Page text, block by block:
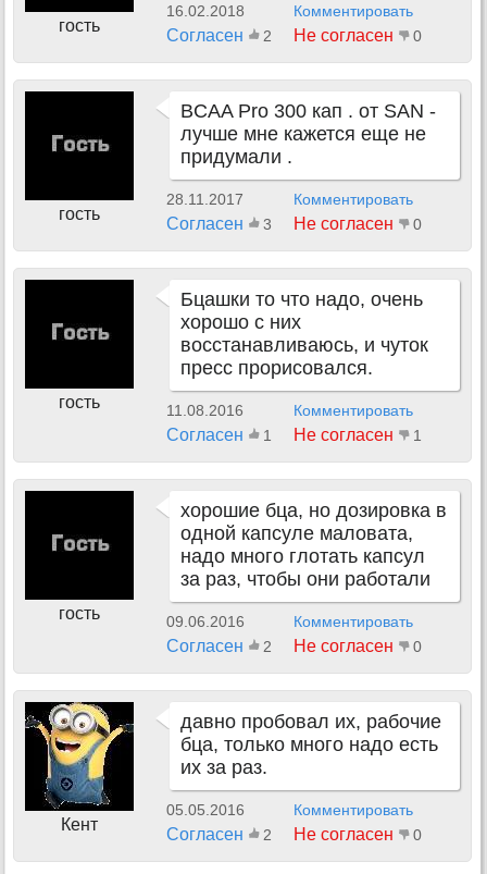
гость
16.02.2018 Комментировать
Согласен 2 Не согласен 0
гость
BCAA Pro 300 кап . от SAN -
лучше мне кажется еще не
придумали .
28.11.2017 Комментировать
Согласен 3 Не согласен 0
гость
Бцашки то что надо, очень
хорошо с них
восстанавливаюсь, и чуток
пресс прорисовался.
11.08.2016 Комментировать
Согласен 1 Не согласен 1
гость
хорошие бца, но дозировка в
одной капсуле маловата,
надо много глотать капсул
за раз, чтобы они работали
09.06.2016 Комментировать
Согласен 2 Не согласен 0
Кент
давно пробовал их, рабочие
бца, только много надо есть
их за раз.
05.05.2016 Комментировать
Согласен 2 Не согласен 0